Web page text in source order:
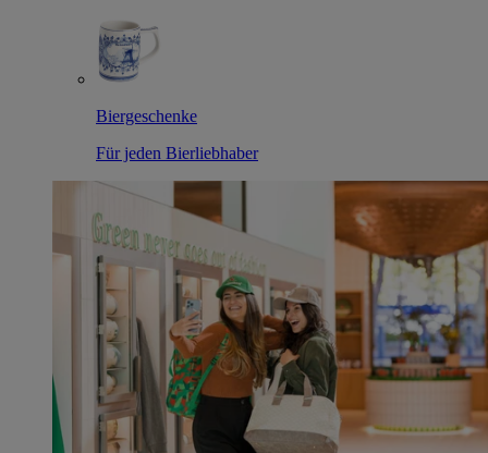
Biergeschenke
Für jeden Bierliebhaber